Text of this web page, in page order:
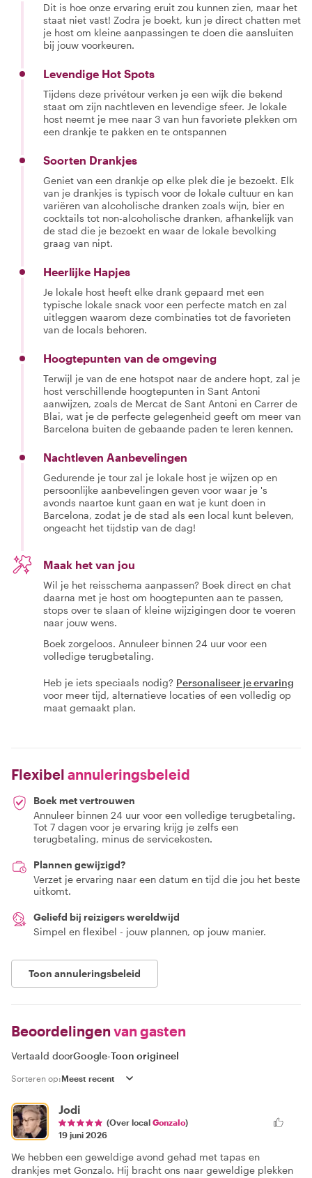
Dit is hoe onze ervaring eruit zou kunnen zien, maar het
staat niet vast! Zodra je boekt, kun je direct chatten met
je host om kleine aanpassingen te doen die aansluiten
bij jouw voorkeuren.
Levendige Hot Spots
Tijdens deze privétour verken je een wijk die bekend
staat om zijn nachtleven en levendige sfeer. Je lokale
host neemt je mee naar 3 van hun favoriete plekken om
een drankje te pakken en te ontspannen
Soorten Drankjes
Geniet van een drankje op elke plek die je bezoekt. Elk
van je drankjes is typisch voor de lokale cultuur en kan
variëren van alcoholische dranken zoals wijn, bier en
cocktails tot non-alcoholische dranken, afhankelijk van
de stad die je bezoekt en waar de lokale bevolking
graag van nipt.
Heerlijke Hapjes
Je lokale host heeft elke drank gepaard met een
typische lokale snack voor een perfecte match en zal
uitleggen waarom deze combinaties tot de favorieten
van de locals behoren.
Hoogtepunten van de omgeving
Terwijl je van de ene hotspot naar de andere hopt, zal je
host verschillende hoogtepunten in Sant Antoni
aanwijzen, zoals de Mercat de Sant Antoni en Carrer de
Blai, wat je de perfecte gelegenheid geeft om meer van
Barcelona buiten de gebaande paden te leren kennen.
Nachtleven Aanbevelingen
Gedurende je tour zal je lokale host je wijzen op en
persoonlijke aanbevelingen geven voor waar je 's
avonds naartoe kunt gaan en wat je kunt doen in
Barcelona, zodat je de stad als een local kunt beleven,
ongeacht het tijdstip van de dag!
Maak het van jou
Wil je het reisschema aanpassen? Boek direct en chat
daarna met je host om hoogtepunten aan te passen,
stops over te slaan of kleine wijzigingen door te voeren
naar jouw wens.
Boek zorgeloos. Annuleer binnen 24 uur voor een
volledige terugbetaling.
Heb je iets speciaals nodig? Personaliseer je ervaring
voor meer tijd, alternatieve locaties of een volledig op
maat gemaakt plan.
Flexibel annuleringsbeleid
Boek met vertrouwen
Annuleer binnen 24 uur voor een volledige terugbetaling.
Tot 7 dagen voor je ervaring krijg je zelfs een
terugbetaling, minus de servicekosten.
Plannen gewijzigd?
Verzet je ervaring naar een datum en tijd die jou het beste
uitkomt.
Geliefd bij reizigers wereldwijd
Simpel en flexibel - jouw plannen, op jouw manier.
Toon annuleringsbeleid
Beoordelingen van gasten
Vertaald doorGoogle-Toon origineel
Sorteren op:
Jodi
(Over local Gonzalo)
19 juni 2026
We hebben een geweldige avond gehad met tapas en
drankjes met Gonzalo. Hij bracht ons naar geweldige plekken